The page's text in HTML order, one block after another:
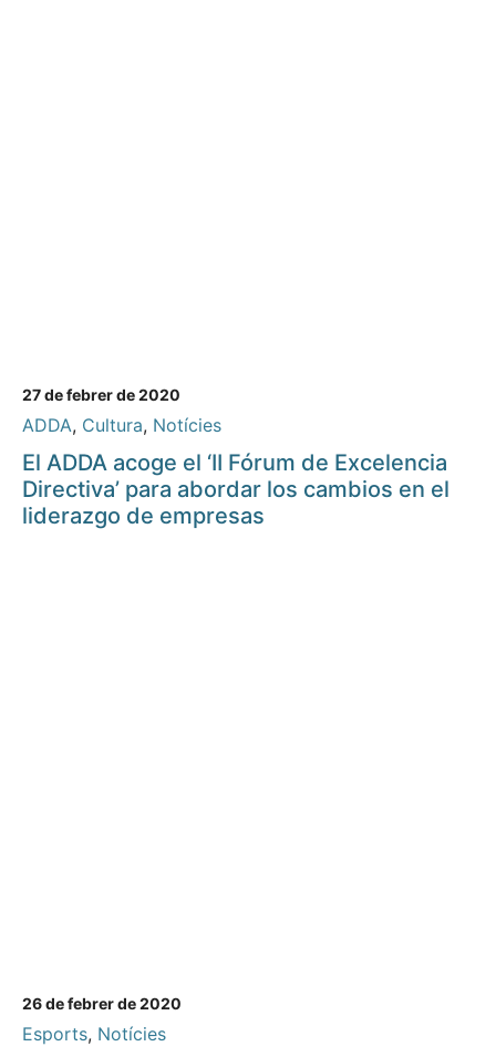
27 de febrer de 2020
ADDA, Cultura, Notícies
El ADDA acoge el ‘II Fórum de Excelencia
Directiva’ para abordar los cambios en el
liderazgo de empresas
26 de febrer de 2020
Esports, Notícies